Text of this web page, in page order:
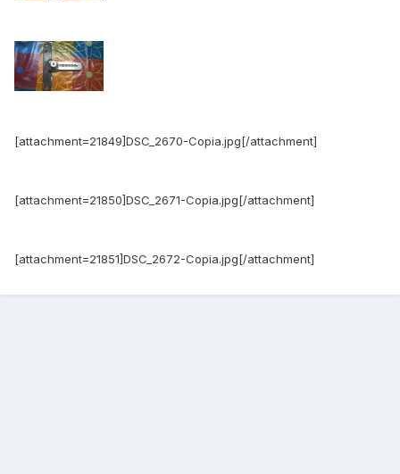
[attachment=21849]DSC_2670-Copia.jpg[/attachment]
[attachment=21850]DSC_2671-Copia.jpg[/attachment]
[attachment=21851]DSC_2672-Copia.jpg[/attachment]